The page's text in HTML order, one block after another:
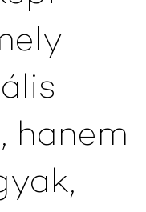
hanem